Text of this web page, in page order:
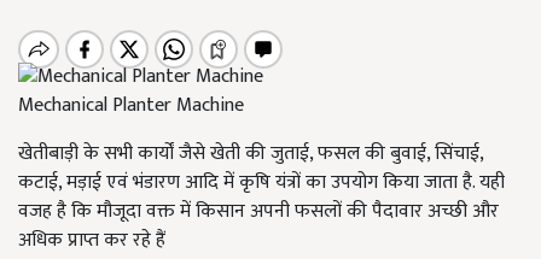
Mechanical Planter Machine
खेतीबाड़ी के सभी कार्यों जैसे खेती की जुताई, फसल की बुवाई, सिंचाई,
कटाई, मड़ाई एवं भंडारण आदि में कृषि यंत्रों का उपयोग किया जाता है. यही
वजह है कि मौजूदा वक्त में किसान अपनी फसलों की पैदावार अच्छी और
अधिक प्राप्त कर रहे हैं